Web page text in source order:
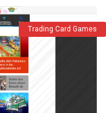
Trading Card Games